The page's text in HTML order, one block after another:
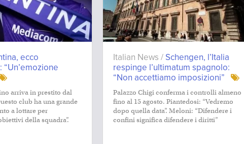
ecco
arriva in prestito dal
club ha una grande
a lottare per
della squadra”.
Italian News / Schengen, l’Italia
respinge l’ultimatum spagnolo:
“Non accettiamo imposizioni”
Palazzo Chigi conferma i controlli almeno
fino al 15 agosto. Piantedosi: “Vedremo
dopo quella data”. Meloni: “Difendere i
confini significa difendere i diritti”